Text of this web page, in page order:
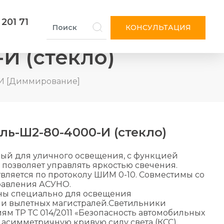
71 КОНСУЛЬТАЦИЯ
(стекло)
[Диммирование]
Ш2-80-4000-И (стекло)
для уличного освещения, с функцией
управлять яркостью свечения.
по протоколу ШИМ 0-10. Совместимы со
АСУНО.
специально для освещения
вылетных магистралей.Светильники
ТР ТС 014/2011 «Безопасность автомобильных